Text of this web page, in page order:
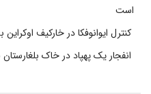
است
کنترل ایوانوفکا در خارکیف
انفجار یک پهپاد در خاک